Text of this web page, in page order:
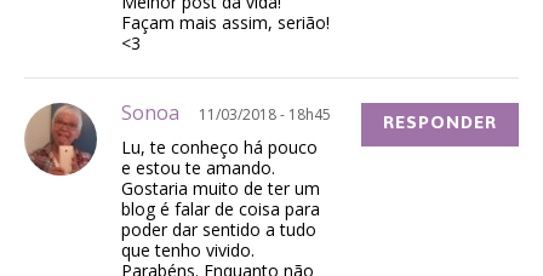
Façam mais assim, serião!
<3
Sonoa 11/03/2018 - 18h45
Lu, te conheço há pouco
e estou te amando.
Gostaria muito de ter um
blog é falar de coisa para
poder dar sentido a tudo
que tenho vivido.
Parabéns. Enquanto não
RESPONDER